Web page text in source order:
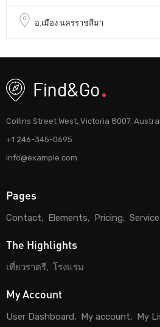
อ.เมือง นครราชสีมา
Collins Street West, Victoria 8007,
+1 246-345-0695
info@example.com
Pages
Contact Elements Pricing Service
The Highlights
เที่ยวราตรี โรงแรม
My Account
User Dashboard My account My